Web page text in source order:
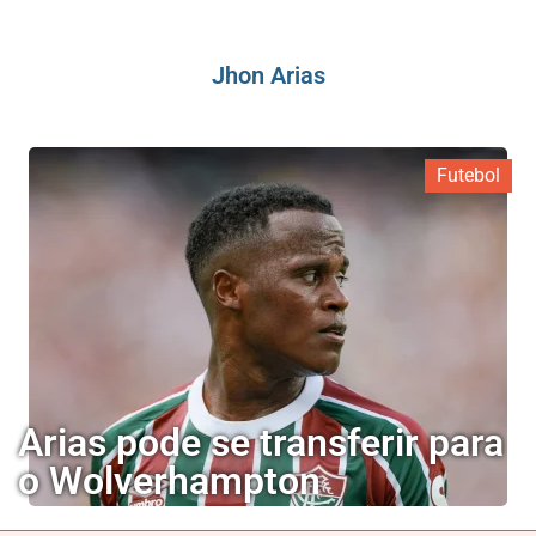
Jhon Arias
Futebol
Arias pode se transferir para
o Wolverhampton